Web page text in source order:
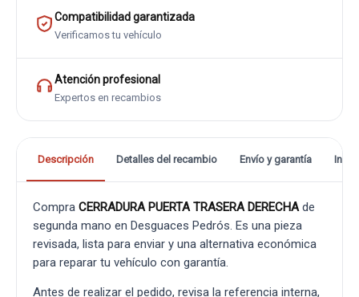
Compatibilidad garantizada
Verificamos tu vehículo
Atención profesional
Expertos en recambios
Descripción Detalles del recambio Envío y garantía
Compra CERRADURA PUERTA TRASERA DERECHAde
segunda mano en Desguaces Pedrós. Es una pieza
revisada, lista para enviar y una alternativa económica
para reparar tu vehículo con garantía.
Antes de realizar el pedido, revisa la referencia interna,